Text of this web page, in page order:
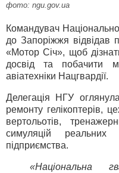
фото: ngu.gov.ua
Командувач
до Запоріжжя відвідав
«Мотор Січ», щоб
досвід та побачити
авіатехніки Нацгвардії.
Делегація НГУ
ремонту гелікоптерів,
вертольотів,
симуляцій
підприємства.
«Національна